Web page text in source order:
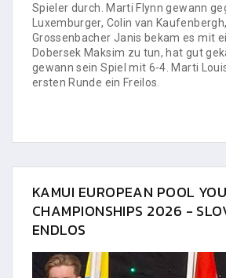
Spieler durch. Marti Flynn gewann
Luxemburger, Colin van
Grossenbacher Janis bekam es mit
Dobersek Maksim zu tun, hat gut
gewann sein Spiel mit 6-4. Marti
ersten Runde ein Freilos.
KAMUI EUROPEAN POOL
CHAMPIONSHIPS 2026 -
ENDLOS